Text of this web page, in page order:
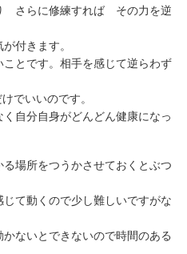
さらに修練すれば その力を逆
付きます。
とです。相手を感じて逆らわず
でいいのです。
自分自身がどんどん健康になっ
場所をつうかさせておくとぶつ
て動くので少し難しいですがな
ないとできないので時間のある